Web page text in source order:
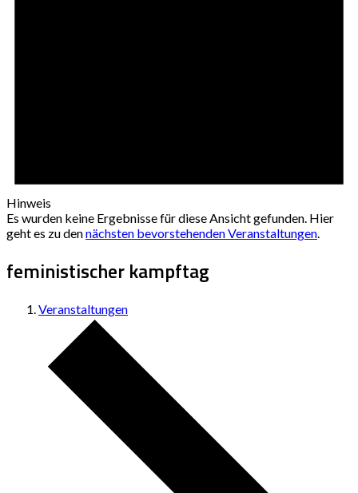
Hinweis
Es wurden keine Ergebnisse für diese Ansicht gefunden. Hier
geht es zu dennächsten bevorstehenden Veranstaltungen.
feministischer kampftag
Veranstaltungen